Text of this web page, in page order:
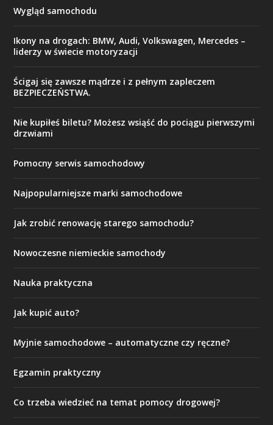
Wygląd samochodu
Ikony na drogach: BMW, Audi, Volkswagen, Mercedes –
liderzy w świecie motoryzacji
Ścigaj się zawsze mądrze i z pełnym zapleczem
BEZPIECZEŃSTWA.
Nie kupiłeś biletu? Możesz wsiąść do pociągu pierwszymi
drzwiami
Pomocny serwis samochodowy
Najpopularniejsze marki samochodowe
Jak zrobić renowację starego samochodu?
Nowoczesne niemieckie samochody
Nauka praktyczna
Jak kupić auto?
Myjnie samochodowe – automatyczne czy ręczne?
Egzamin praktyczny
Co trzeba wiedzieć na temat pomocy drogowej?